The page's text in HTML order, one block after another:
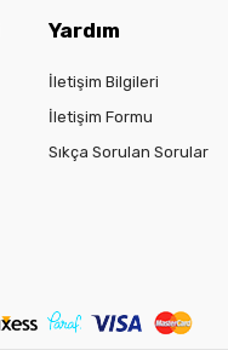
Yardım
İletişim Bilgileri
İletişim Formu
Sıkça Sorulan Sorular